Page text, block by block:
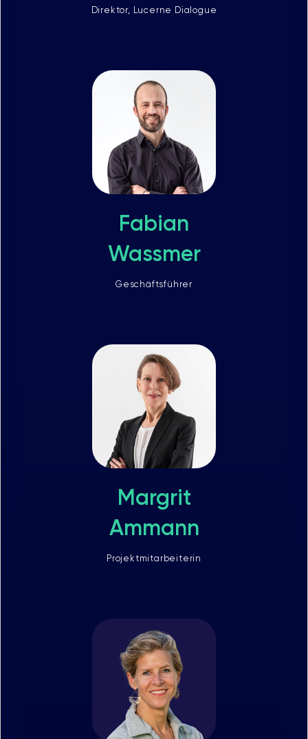
Direktor, Lucerne Dialogue
Fabian
Wassmer
Geschäftsführer
Margrit
Ammann
Projektmitarbeiterin